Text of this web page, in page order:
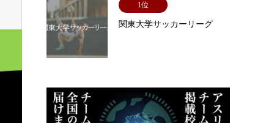
1位
関東大学サッカーリーグ